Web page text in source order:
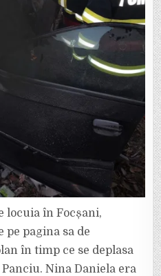
PANCIU,
N-
A
AVUT
NICIO
ȘANSĂ
SĂ
SCAPE,
DIN
locuia în Focșani,
pagina sa de
în timp ce se deplasa
Nina Daniela era